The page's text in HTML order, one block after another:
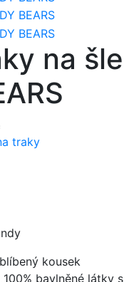
na šle
traky
kousek
bavlněné látky s